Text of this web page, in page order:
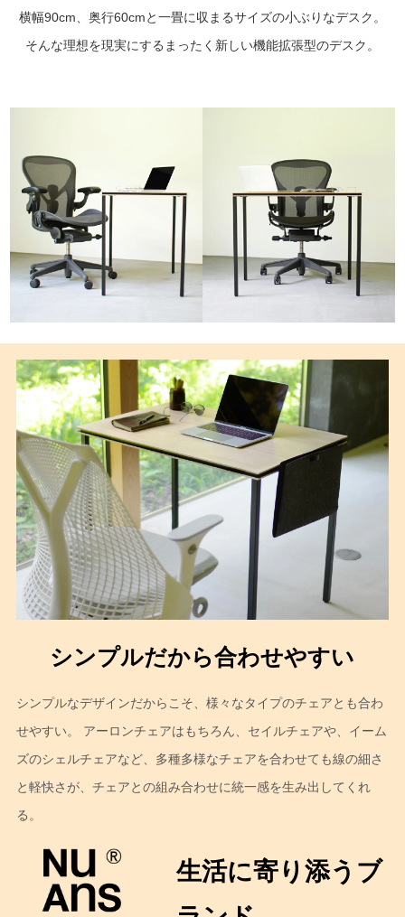
横幅90cm、奥行60cmと一畳に収まるサイズの小ぶりなデスク。
そんな理想を現実にするまったく新しい機能拡張型のデスク。
シンプルだから合わせやすい
シンプルなデザインだからこそ、様々なタイプのチェアとも合わ
せやすい。 アーロンチェアはもちろん、セイルチェアや、イーム
ズのシェルチェアなど、多種多様なチェアを合わせても線の細さ
と軽快さが、チェアとの組み合わせに統一感を生み出してくれ
る。
生活に寄り添うブ